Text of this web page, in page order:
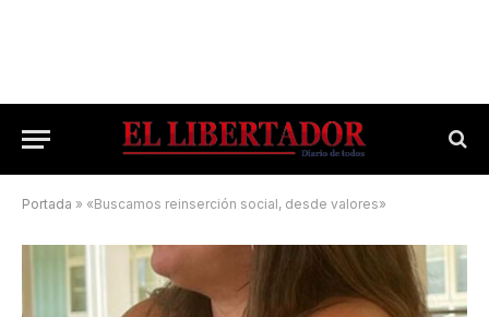
Portada » «Buscamos reinserción social, desde valores»